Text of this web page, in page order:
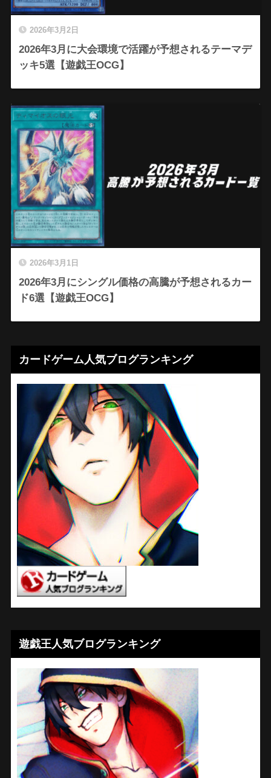
2026年3月2日
2026年3月に大会環境で活躍が予想されるテーマデ
ッキ5選【遊戯王OCG】
2026年3月1日
2026年3月にシングル価格の高騰が予想されるカー
ド6選【遊戯王OCG】
カードゲーム人気ブログランキング
遊戯王人気ブログランキング